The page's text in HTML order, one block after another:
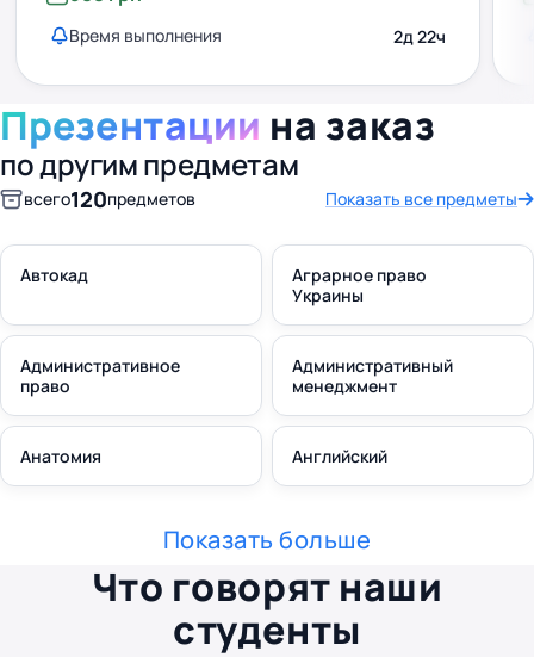
Время выполнения 2д 22ч
Презентации на заказ
по другим предметам
всего120предметов Показать все предметы
Автокад
Аграрное право
Украины
Административное
право
Административный
менеджмент
Анатомия Английский
Показать больше
Что говорят наши
студенты